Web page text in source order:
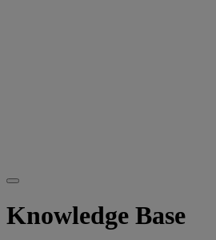
Knowledge Base